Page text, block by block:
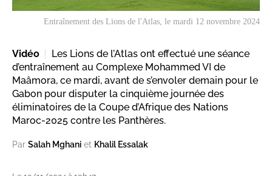
Entraînement des Lions de l'Atlas, le mardi 12 novembre 2024
Vidéo
Les Lions de l’Atlas ont effectué une séance
d’entraînement au Complexe Mohammed VI de
Maâmora, ce mardi, avant de s’envoler demain pour le
Gabon pour disputer la cinquième journée des
éliminatoires de la Coupe d’Afrique des Nations
Maroc-2025 contre les Panthères.
Par Salah Mghani et Khalil Essalak